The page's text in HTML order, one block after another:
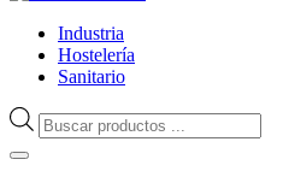
Industria
Hostelería
Sanitario
Búsqueda
de